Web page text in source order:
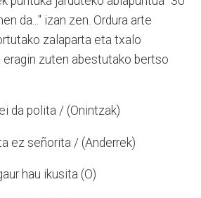
da..." izan zen. Ordura arte
zalaparta eta txalo
eragin zuten abestutako bertso
da polita / (Onintzak)
ez señorita / (Anderrek)
hau ikusita (O)